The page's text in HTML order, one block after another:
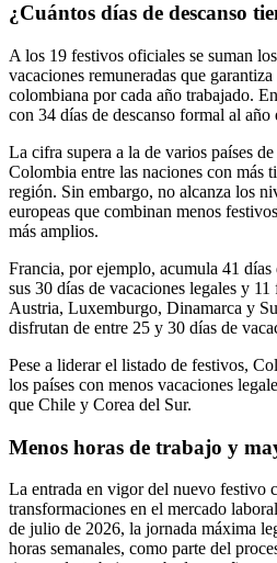
¿Cuántos días de descanso
A los 19 festivos oficiales se suman
vacaciones remuneradas que
colombiana por cada año trabajado.
con 34 días de descanso formal al
La cifra supera a la de varios países
Colombia entre las naciones con más
región. Sin embargo, no alcanza los
europeas que combinan menos
más amplios.
Francia, por ejemplo, acumula 41 días
sus 30 días de vacaciones legales y
Austria, Luxemburgo, Dinamarca y
disfrutan de entre 25 y 30 días de
Pese a liderar el listado de festivos,
los países con menos vacaciones
que Chile y Corea del Sur.
Menos horas de trabajo y
La entrada en vigor del nuevo festivo
transformaciones en el mercado
de julio de 2026, la jornada máxima
horas semanales, como parte del